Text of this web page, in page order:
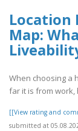
Location
Map:
When choosing a
far it is from work,
[[View rating and
submitted at